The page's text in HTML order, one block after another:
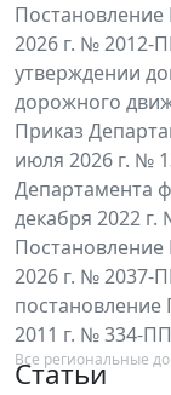
2026 г. № 2012-
утверждении
дорожного
Приказ
июля 2026 г. №
Департамента
декабря 2022 г.
2026 г. № 2037-
2011 г. № 334-
Все региональные
Статьи